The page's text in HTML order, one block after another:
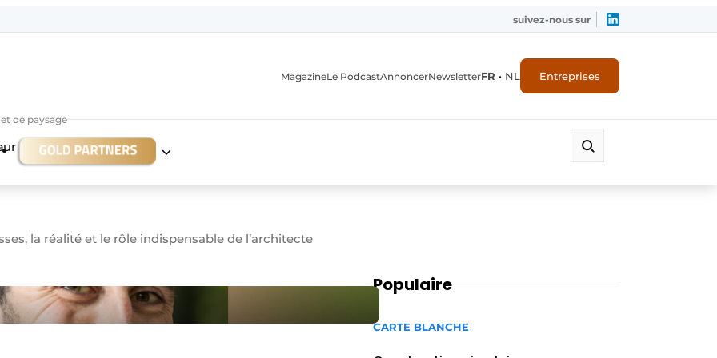
suivez-nous sur
de paysage
MagazineLe PodcastAnnoncerNewsletterFR • NL Entreprises
la réalité et le rôle indispensable de l’architecte
Populaire
CARTE BLANCHE